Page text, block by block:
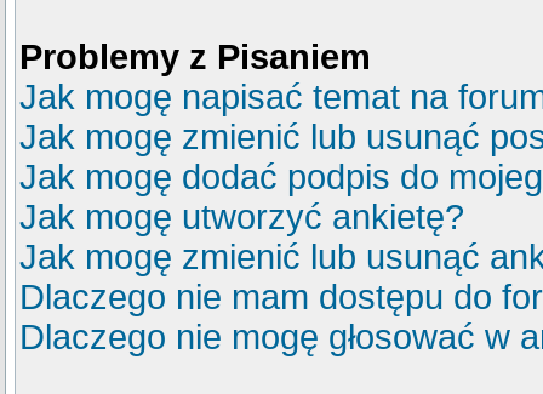
Problemy z Pisaniem
Jak mogę napisać temat na
Jak mogę zmienić lub usunąć
Jak mogę dodać podpis do
Jak mogę utworzyć ankietę?
Jak mogę zmienić lub usunąć
Dlaczego nie mam dostępu do
Dlaczego nie mogę głosować w